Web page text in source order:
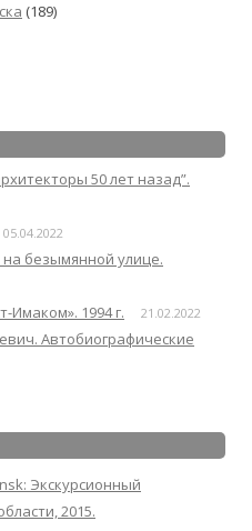
(189)
50 лет назад”.
05.04.2022
безымянной улице.
Имаком». 1994 г. 21.02.2022
Автобиографические
Экскурсионный
2015.